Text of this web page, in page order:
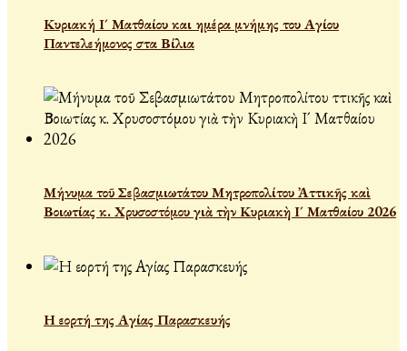
Κυριακή Ι´ Ματθαίου και ημέρα μνήμης του Αγίου
Παντελεήμονος στα Βίλια
Μήνυμα τοῦ Σεβασμιωτάτου Μητροπολίτου Ἀττικῆς καὶ
Βοιωτίας κ. Χρυσοστόμου γιὰ τὴν Κυριακὴ Ι´ Ματθαίου 2026
Η εορτή της Αγίας Παρασκευής